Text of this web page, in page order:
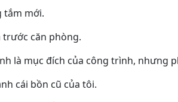
tắm mới.
trước căn phòng.
là mục đích của công trình, nhưng
cái bồn cũ của tôi.